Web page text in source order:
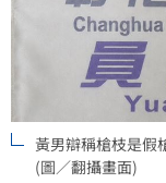
黃男辯稱槍枝是假
(圖／翻攝畫面)